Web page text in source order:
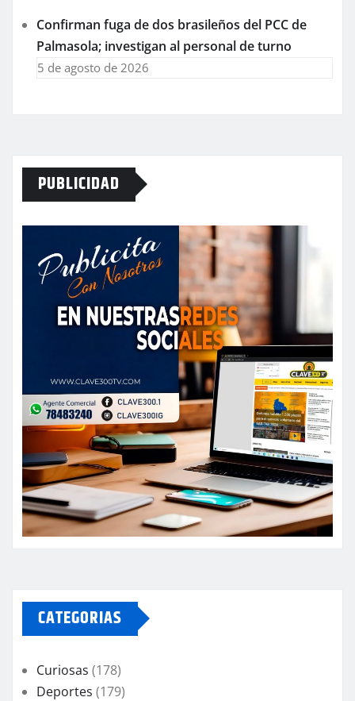
Confirman fuga de dos brasileños del PCC de
Palmasola; investigan al personal de turno
5 de agosto de 2026
PUBLICIDAD
CATEGORIAS
Curiosas (178)
Deportes (179)